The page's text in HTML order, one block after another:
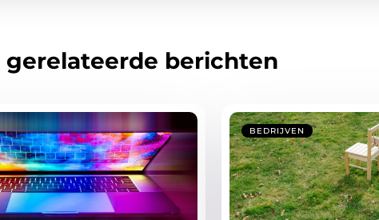
gerelateerde berichten
BEDRIJVEN